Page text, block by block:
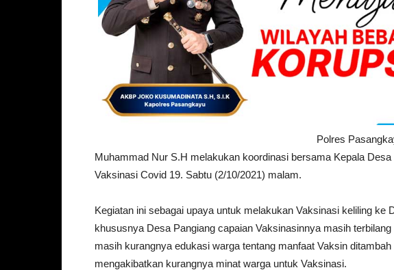
Polres
Muhammad Nur S.H melakukan koordinasi bersama Kepala
Vaksinasi Covid 19. Sabtu (2/10/2021) malam.
Kegiatan ini sebagai upaya untuk melakukan Vaksinasi keliling ke
khususnya Desa Pangiang capaian Vaksinasinnya masih
masih kurangnya edukasi warga tentang manfaat Vaksin
mengakibatkan kurangnya minat warga untuk Vaksinasi.